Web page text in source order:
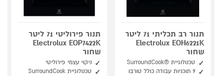
תנור רב תכליתי 71 ליטר
Electrolux EOH6221K
שחור
טכנולוגיית ®SurroundCook
9 תוכניות עבודה כולל טורבו
תנור פירוליטי 71 ליטר
Electrolux EOP7422K
שחור
ניקוי עצמי פירוליטי
טכנולוגיית SurroundCook